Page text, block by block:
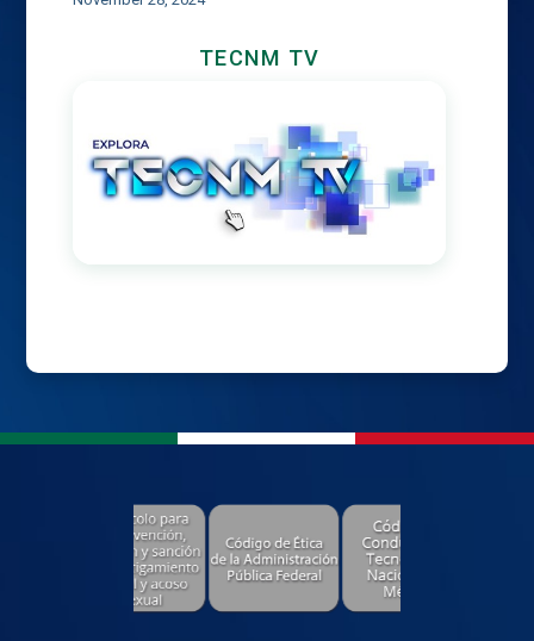
TECNM TV